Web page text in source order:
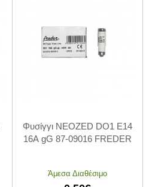
Φυσίγγι NEOZED DO1 Ε14
16Α gG 87-09016 FREDER
Άμεσα Διαθέσιμο